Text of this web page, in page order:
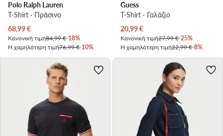
Polo Ralph Lauren
T-Shirt · Πράσινο
Τρέχουσα τιμή
68,99€
Κανονική τιμή84,99 €-18%
Η χαμηλότερη τιμή76,99 €-10%
Guess
T-Shirt · Γαλάζιο
Τρέχουσα τιμή
20,99€
Κανονική τιμή27,99 €-25%
Η χαμηλότερη τιμή22,99 €-8%